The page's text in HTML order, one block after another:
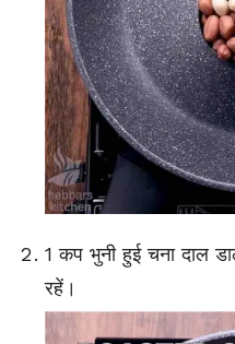
1 कप भुनी हुई चना दाल
रहें।